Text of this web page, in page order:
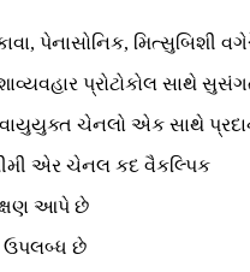
પેનાસોનિક, મિત્સુબિશી
પ્રોટોકોલ સાથે
ચેનલો એક સાથે
એર ચેનલ કદ વૈકલ્પિક
આપે છે
ઉપલબ્ધ છે